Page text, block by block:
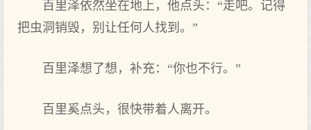
百里泽依然坐在地上，他点头：“走吧。记得
把虫洞销毁，别让任何人找到。”
百里泽想了想，补充：“你也不行。”
百里奚点头，很快带着人离开。